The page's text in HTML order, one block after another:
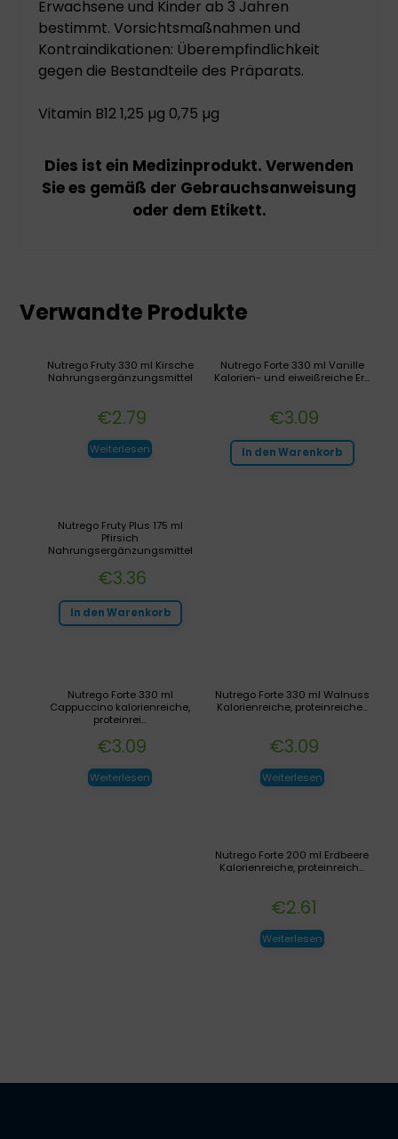
Erwachsene und Kinder ab 3 Jahren
bestimmt. Vorsichtsmaßnahmen und
Kontraindikationen: Überempfindlichkeit
gegen die Bestandteile des Präparats.
Vitamin B12 1,25 µg 0,75 µg
Dies ist ein Medizinprodukt. Verwenden
Sie es gemäß der Gebrauchsanweisung
oder dem Etikett.
Verwandte Produkte
Nutrego Forte 330 ml Vanille
Kalorien- und eiweißreiche Er...
€3.09
In den Warenkorb
Nutrego Fruty 330 ml Kirsche
Nahrungsergänzungsmittel
€2.79
Weiterlesen
Nutrego Fruty Plus 175 ml
Pfirsich
Nahrungsergänzungsmittel
€3.36
In den Warenkorb
Nutrego Forte 330 ml Walnuss
Kalorienreiche, proteinreiche...
€3.09
Weiterlesen
Nutrego Forte 330 ml
Cappuccino kalorienreiche,
proteinrei...
€3.09
Weiterlesen
Nutrego Forte 200 ml Erdbeere
Kalorienreiche, proteinreich...
€2.61
Weiterlesen